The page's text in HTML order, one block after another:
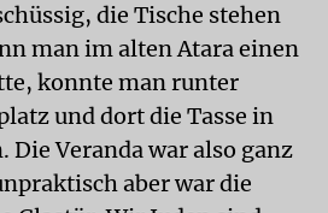
die Tische stehen
man im alten Atara einen
konnte man runter
und dort die Tasse in
Die Veranda war also ganz
aber war die